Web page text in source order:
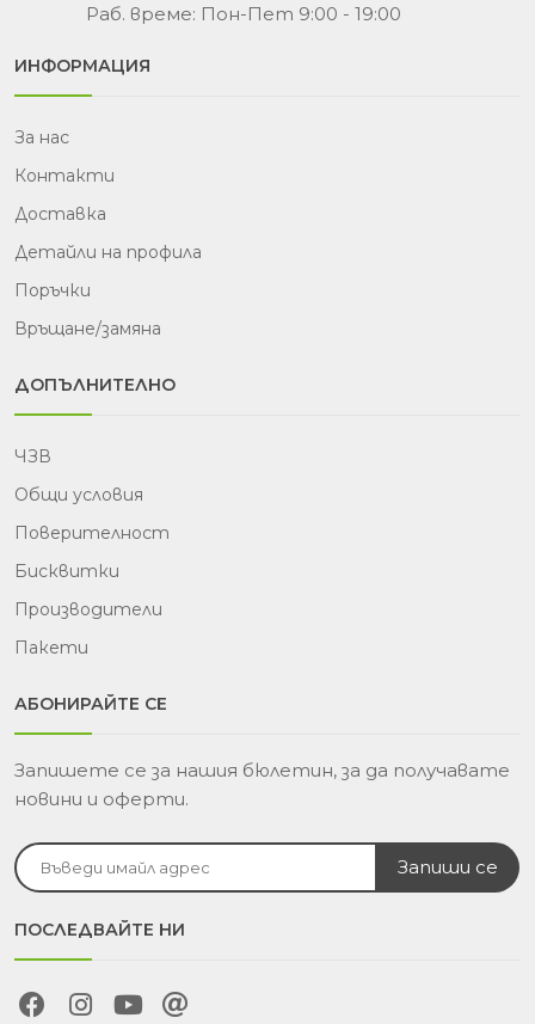
Раб. време: Пон-Пет 9:00 - 19:00
ИНФОРМАЦИЯ
За нас
Контакти
Доставка
Детайли на профила
Поръчки
Връщане/замяна
ДОПЪЛНИТЕЛНО
ЧЗВ
Общи условия
Поверителност
Бисквитки
Производители
Пакети
АБОНИРАЙТЕ СЕ
Запишете се за нашия бюлетин, за да получавате
новини и оферти.
ПОСЛЕДВАЙТЕ НИ